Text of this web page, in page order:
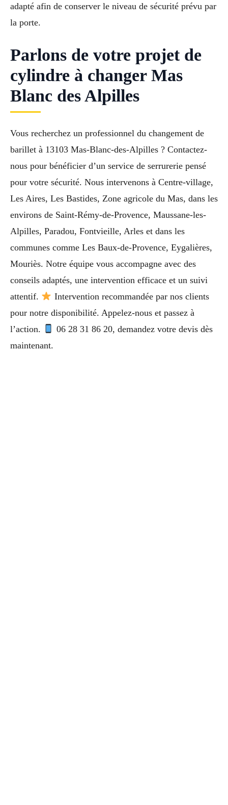
adapté afin de conserver le niveau de sécurité prévu par
la porte.
Parlons de votre projet de
cylindre à changer Mas
Blanc des Alpilles
Vous recherchez un professionnel du changement de
barillet à 13103 Mas-Blanc-des-Alpilles ? Contactez-
nous pour bénéficier d’un service de serrurerie pensé
pour votre sécurité. Nous intervenons à Centre-village,
Les Aires, Les Bastides, Zone agricole du Mas, dans les
environs de Saint-Rémy-de-Provence, Maussane-les-
Alpilles, Paradou, Fontvieille, Arles et dans les
communes comme Les Baux-de-Provence, Eygalières,
Mouriès. Notre équipe vous accompagne avec des
conseils adaptés, une intervention efficace et un suivi
attentif.
Intervention recommandée par nos clients
pour notre disponibilité. Appelez-nous et passez à
l’action.
06 28 31 86 20, demandez votre devis dès
maintenant.